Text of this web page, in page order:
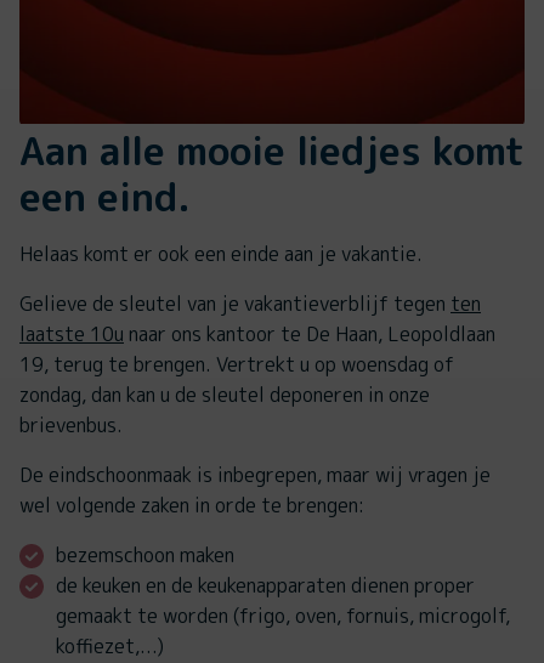
Aan alle mooie liedjes komt
een eind.
Helaas komt er ook een einde aan je vakantie.
Gelieve de sleutel van je vakantieverblijf tegen ten
laatste 10u naar ons kantoor te De Haan, Leopoldlaan
19, terug te brengen. Vertrekt u op woensdag of
zondag, dan kan u de sleutel deponeren in onze
brievenbus.
De eindschoonmaak is inbegrepen, maar wij vragen je
wel volgende zaken in orde te brengen:
bezemschoon maken
de keuken en de keukenapparaten dienen proper
gemaakt te worden (frigo, oven, fornuis, microgolf,
koffiezet,...)